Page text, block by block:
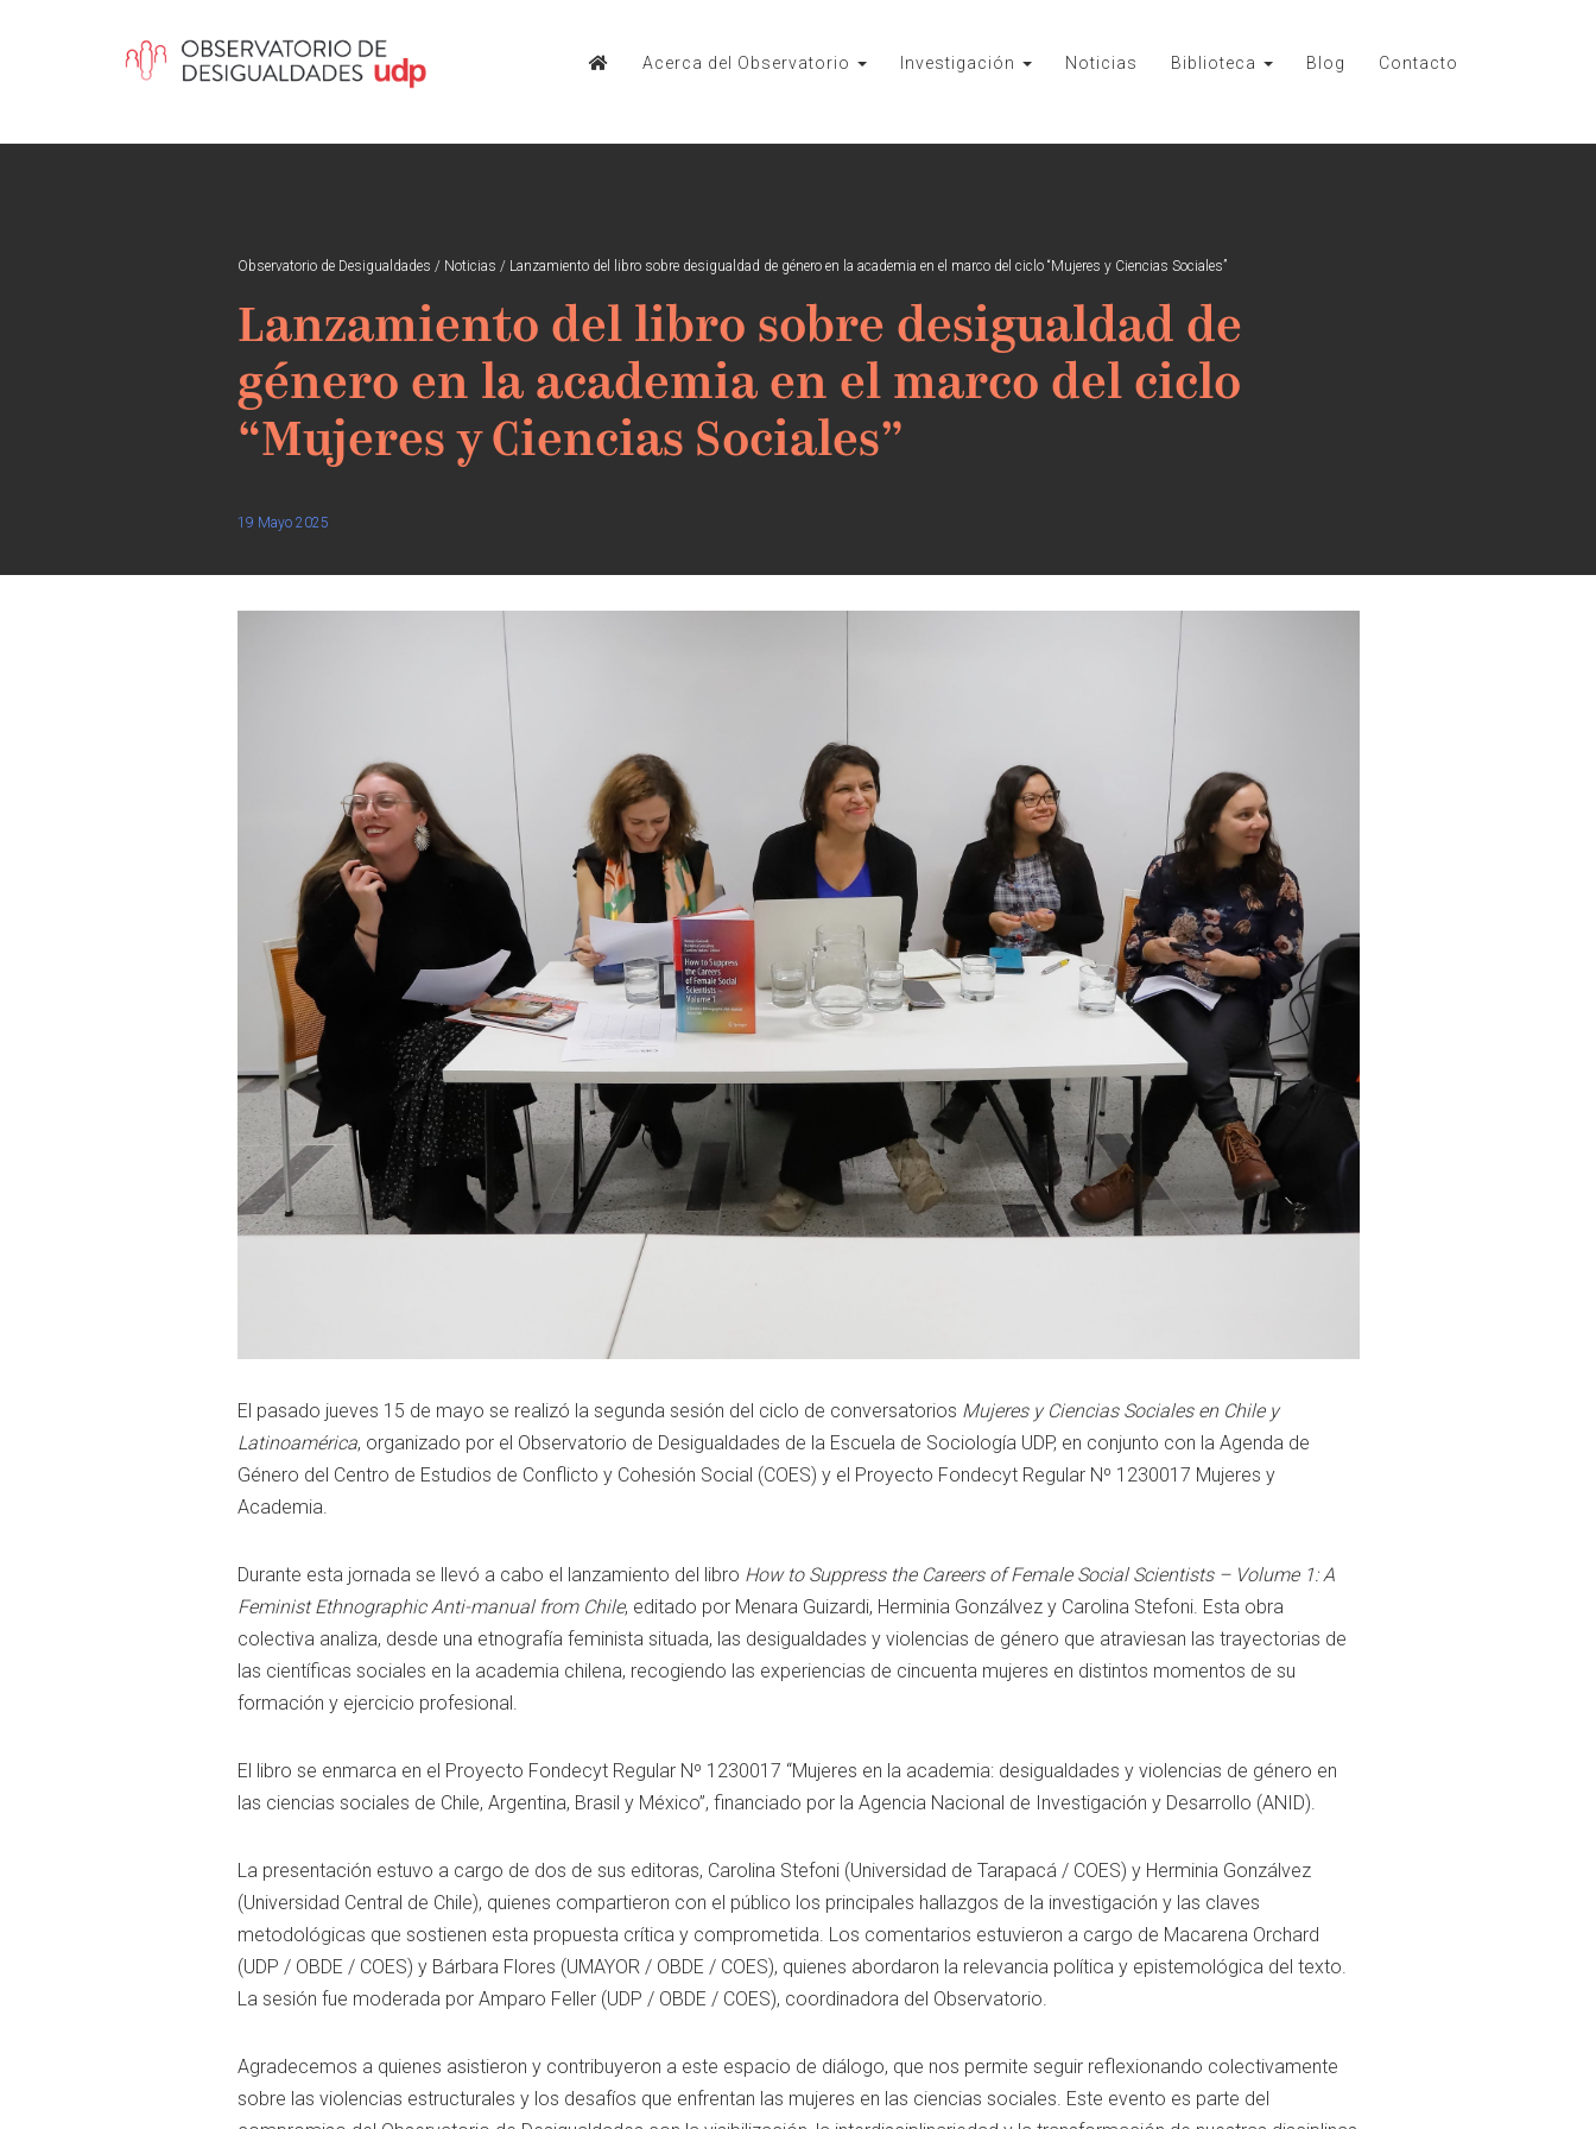
Acerca del Observatorio Investigación Noticias Biblioteca Blog Contacto
Observatorio de Desigualdades / Noticias / Lanzamiento del libro sobre desigualdad de género en la academia en el marco del ciclo “Mujeres y Ciencias Sociales”
Lanzamiento del libro sobre desigualdad de
género en la academia en el marco del ciclo
“Mujeres y Ciencias Sociales”
19 Mayo 2025
El pasado jueves 15 de mayo se realizó la segunda sesión del ciclo de conversatorios Mujeres y Ciencias Sociales en Chile y
Latinoamérica, organizado por el Observatorio de Desigualdades de la Escuela de Sociología UDP, en conjunto con la Agenda de
Género del Centro de Estudios de Conflicto y Cohesión Social (COES) y el Proyecto Fondecyt Regular Nº 1230017 Mujeres y
Academia.
Durante esta jornada se llevó a cabo el lanzamiento del libro How to Suppress the Careers ofFemale SocialScientists – Volume 1:A
FeministEthnographic Anti-manual from Chile, editado por Menara Guizardi, Herminia Gonzálvez y Carolina Stefoni. Esta obra
colectiva analiza, desde una etnografía feminista situada, las desigualdades y violencias de género que atraviesan las trayectorias de
las científicas sociales en la academia chilena, recogiendo las experiencias de cincuenta mujeres en distintos momentos de su
formación y ejercicio profesional.
El libro se enmarca en el Proyecto Fondecyt Regular Nº 1230017 “Mujeres en la academia: desigualdades y violencias de género en
las ciencias sociales de Chile, Argentina, Brasil y México”, financiado por la Agencia Nacional de Investigación y Desarrollo (ANID).
La presentación estuvo a cargo de dos de sus editoras, Carolina Stefoni (Universidad de Tarapacá / COES) y Herminia Gonzálvez
(Universidad Central de Chile), quienes compartieron con el público los principales hallazgos de la investigación y las claves
metodológicas que sostienen esta propuesta crítica y comprometida. Los comentarios estuvieron a cargo de Macarena Orchard
(UDP / OBDE / COES) y Bárbara Flores (UMAYOR / OBDE / COES), quienes abordaron la relevancia política y epistemológica del texto.
La sesión fue moderada por Amparo Feller (UDP / OBDE / COES), coordinadora del Observatorio.
Agradecemos a quienes asistieron y contribuyeron a este espacio de diálogo, que nos permite seguir reflexionando colectivamente
sobre las violencias estructurales y los desafíos que enfrentan las mujeres en las ciencias sociales. Este evento es parte del